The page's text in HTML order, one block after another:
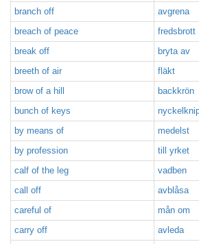
branch off
avgrena
breach of peace
fredsbrott
break off
bryta av
breeth of air
fläkt
brow of a hill
backkrön
bunch of keys
by means of
medelst
by profession
till yrket
calf of the leg
vadben
call off
avblåsa
careful of
mån om
carry off
avleda